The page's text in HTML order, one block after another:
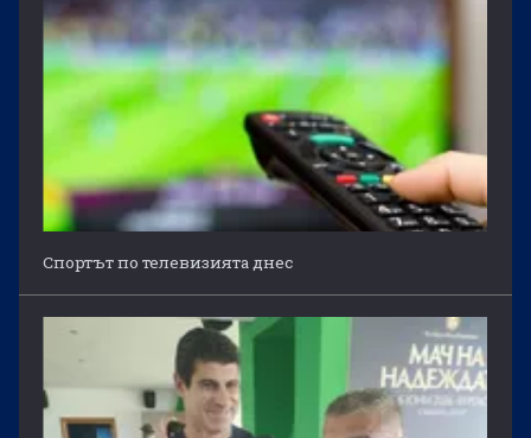
Спортът по телевизията днес